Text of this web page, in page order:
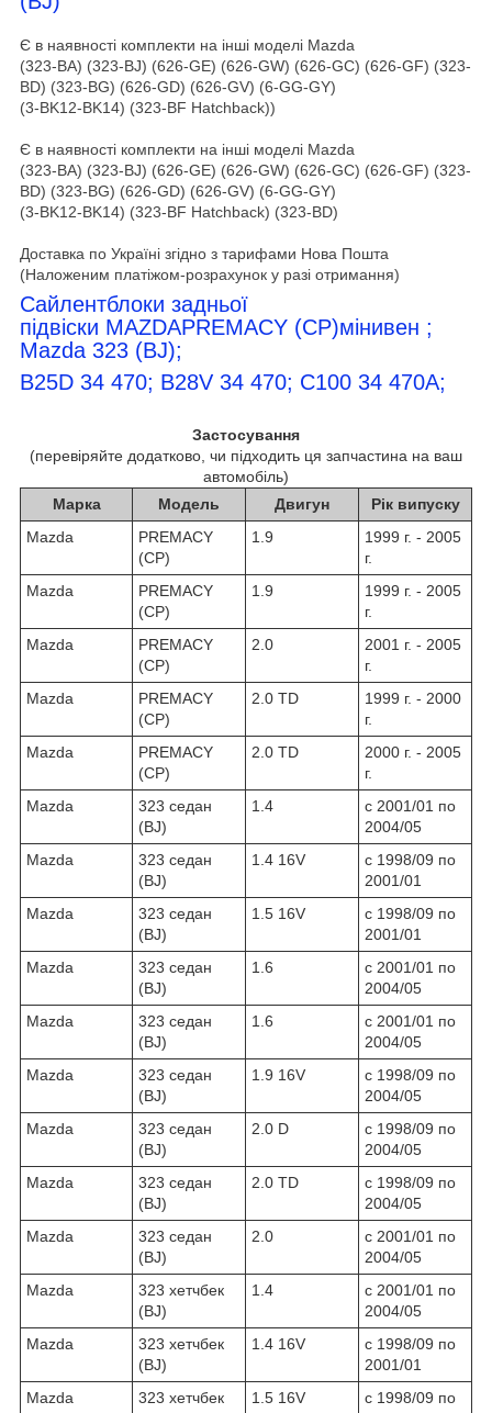
Є в наявності комплекти на інші моделі Mazda
(323-BA) (323-BJ) (626-GE) (626-GW) (626-GC) (626-GF) (323-
BD) (323-BG) (626-GD) (626-GV) (6-GG-GY)
(3-BK12-BK14) (323-BF Hatchback))
Є в наявності комплекти на інші моделі Mazda
(323-BA) (323-BJ) (626-GE) (626-GW) (626-GC) (626-GF) (323-
BD) (323-BG) (626-GD) (626-GV) (6-GG-GY)
(3-BK12-BK14) (323-BF Hatchback) (323-BD)
Доставка по Україні згідно з тарифами Нова Пошта
(Наложеним платіжом-розрахунок у разі отримання)
Сайлентблоки задньої
підвіски MAZDAPREMACY (CP)мінивен ;
Mazda 323 (BJ);
B25D 34 470; B28V 34 470; C100 34 470A;
Застосування
(перевіряйте додатково, чи підходить ця запчастина на ваш
автомобіль)
Марка
Модель Двигун
Рік випуску
Mazda
PREMACY
(CP)
1.9
1999 г. - 2005
г.
Mazda
PREMACY
(CP)
1.9
1999 г. - 2005
г.
Mazda
PREMACY
(CP)
2.0
2001 г. - 2005
г.
Mazda
PREMACY
(CP)
2.0 TD
1999 г. - 2000
г.
Mazda
PREMACY
(CP)
2.0 TD
2000 г. - 2005
г.
Mazda
323 седан
(BJ)
1.4
c 2001/01 по
2004/05
Mazda
323 седан
(BJ)
1.4 16V
c 1998/09 по
2001/01
Mazda
323 седан
(BJ)
1.5 16V
c 1998/09 по
2001/01
Mazda
323 седан
(BJ)
1.6
c 2001/01 по
2004/05
Mazda
323 седан
(BJ)
1.6
c 2001/01 по
2004/05
Mazda
323 седан
(BJ)
1.9 16V
c 1998/09 по
2004/05
Mazda
323 седан
(BJ)
2.0 D
c 1998/09 по
2004/05
Mazda
323 седан
(BJ)
2.0 TD
c 1998/09 по
2004/05
Mazda
323 седан
(BJ)
2.0
c 2001/01 по
2004/05
Mazda
323 хетчбек
(BJ)
1.4
c 2001/01 по
2004/05
Mazda
323 хетчбек
(BJ)
1.4 16V
c 1998/09 по
2001/01
Mazda
323 хетчбек
1.5 16V
c 1998/09 по